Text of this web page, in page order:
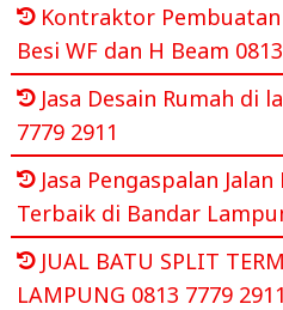
Kontraktor
Besi WF dan H Beam
Jasa Desain Rumah di
7779 2911
Jasa Pengaspalan
Terbaik di Bandar
JUAL BATU SPLIT
LAMPUNG 0813 7779 2911